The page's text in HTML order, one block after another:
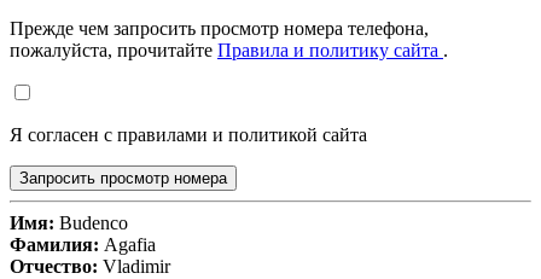
Прежде чем запросить просмотр номера телефона,
пожалуйста, прочитайте Правила и политику сайта .
Я согласен с правилами и политикой сайта
Запросить просмотр номера
Имя: Budenco
Фамилия: Agafia
Отчество: Vladimir